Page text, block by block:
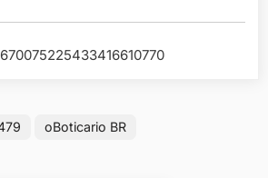
oBoticario BR